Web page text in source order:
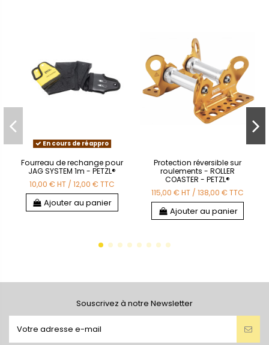
En cours de réappro
Fourreau de rechange pour
JAG SYSTEM 1m - PETZL®
10,00 €HT / 12,00 €TTC
Ajouter au panier
Protection réversible sur
roulements - ROLLER
COASTER - PETZL®
115,00 €HT /138,00 €TTC
Ajouter au panier
Souscrivez à notre Newsletter